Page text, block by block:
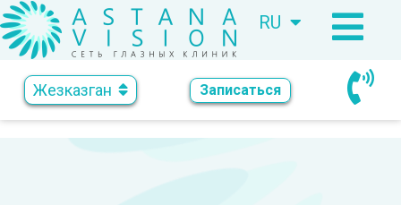
RU
KZ
Жезказган Записаться